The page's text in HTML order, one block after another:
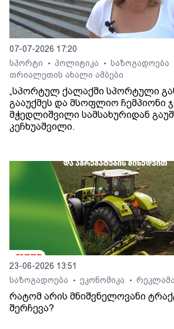
07-07-2026 17:20
სპორტი
• პოლიტიკა • საზოგადოება
თრიალეთის ახალი ამბები
„სპორტულ ქალაქში სპორტული
გააუქმეს და მსოფლიო ჩემპიონი
მჭედლიშვილი სამსახურიდან
კეჩხუაშვილი.
23-06-2026 13:51
საზოგადოება
• ეკონომიკა • რეკლამა
რატომ არის მნიშვნელოვანი
შერჩევა?